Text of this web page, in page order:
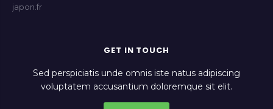
GET IN TOUCH
Sed perspiciatis unde omnis iste natus adipiscing
voluptatem accusantium doloremque sit elit.